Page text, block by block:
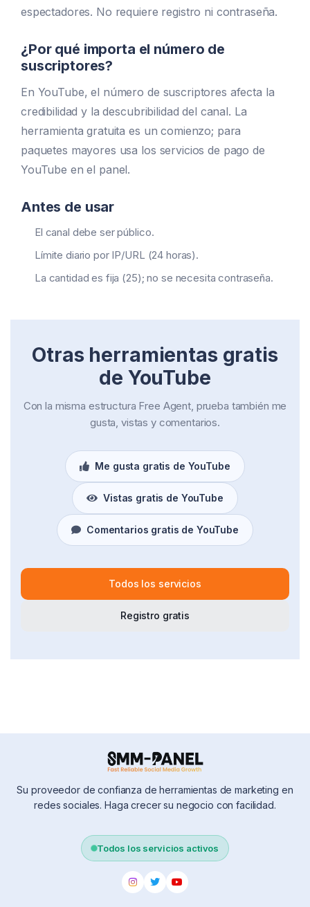
espectadores. No requiere registro ni contraseña.
¿Por qué importa el número de
suscriptores?
En YouTube, el número de suscriptores afecta la
credibilidad y la descubribilidad del canal. La
herramienta gratuita es un comienzo; para
paquetes mayores usa los servicios de pago de
YouTube en el panel.
Antes de usar
El canal debe ser público.
Límite diario por IP/URL (24 horas).
La cantidad es fija (25); no se necesita contraseña.
Otras herramientas gratis
de YouTube
Con la misma estructura Free Agent, prueba también me
gusta, vistas y comentarios.
Me gusta gratis de YouTube
Vistas gratis de YouTube
Comentarios gratis de YouTube
Todos los servicios
Registro gratis
Su proveedor de confianza de herramientas de marketing en
redes sociales. Haga crecer su negocio con facilidad.
Todos los servicios activos